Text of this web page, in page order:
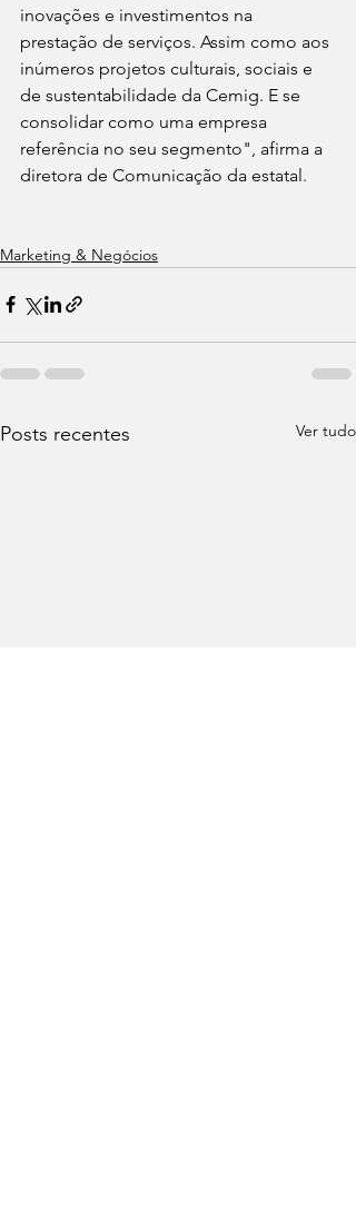
inovações e investimentos na
prestação de serviços. Assim como aos
inúmeros projetos culturais, sociais e
de sustentabilidade da Cemig. E se
consolidar como uma empresa
referência no seu segmento", afirma a
diretora de Comunicação da estatal.
Marketing & Negócios
Posts recentes Ver tudo